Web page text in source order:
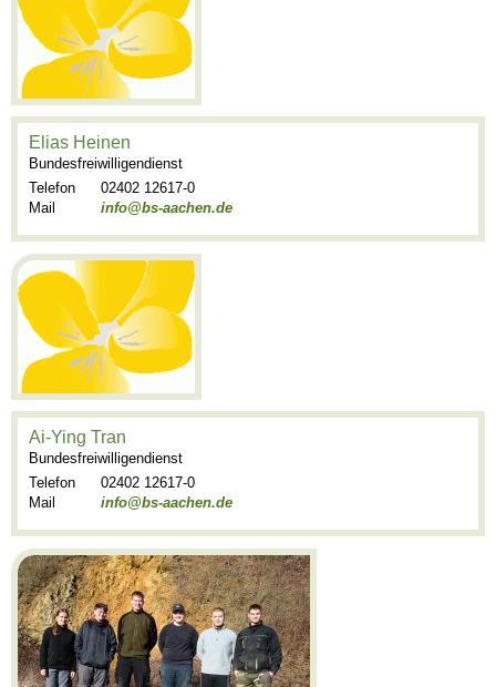
Elias Heinen
Bundesfreiwilligendienst
Telefon
02402 12617-0
Mail
info@bs-aachen.de
Ai-Ying Tran
Bundesfreiwilligendienst
Telefon
02402 12617-0
Mail
info@bs-aachen.de